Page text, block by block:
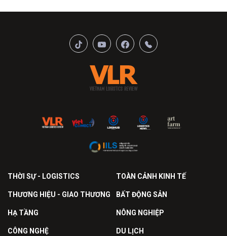
THỜI SỰ - LOGISTICS TOÀN CẢNH KINH TẾ
THƯƠNG HIỆU - GIAO THƯƠNG BẤT ĐỘNG SẢN
HẠ TẦNG NÔNG NGHIỆP
CÔNG NGHỆ DU LỊCH